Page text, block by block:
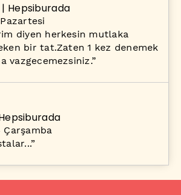
Hepsiburada
diyen herkesin mutlaka
bir tat.Zaten 1 kez denemek
vazgecemezsiniz.”
Çarşamba
”